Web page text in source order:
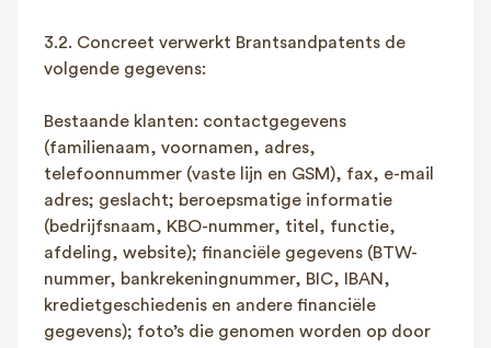
3.2. Concreet verwerkt Brantsandpatents de
volgende gegevens:
Bestaande klanten: contactgegevens
(familienaam, voornamen, adres,
telefoonnummer (vaste lijn en GSM), fax, e-mail
adres; geslacht; beroepsmatige informatie
(bedrijfsnaam, KBO-nummer, titel, functie,
afdeling, website); financiële gegevens (BTW-
nummer, bankrekeningnummer, BIC, IBAN,
kredietgeschiedenis en andere financiële
gegevens); foto’s die genomen worden op door